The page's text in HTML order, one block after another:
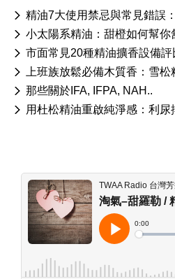
精油7大使用禁忌與常見錯誤
小太陽系精油：甜橙如何幫你
市面常見20種精油擴香設備評
上班族放鬆必備木質香：雪松
那些關於IFA, IFPA, NAH..
用杜松精油重啟純淨感：利尿